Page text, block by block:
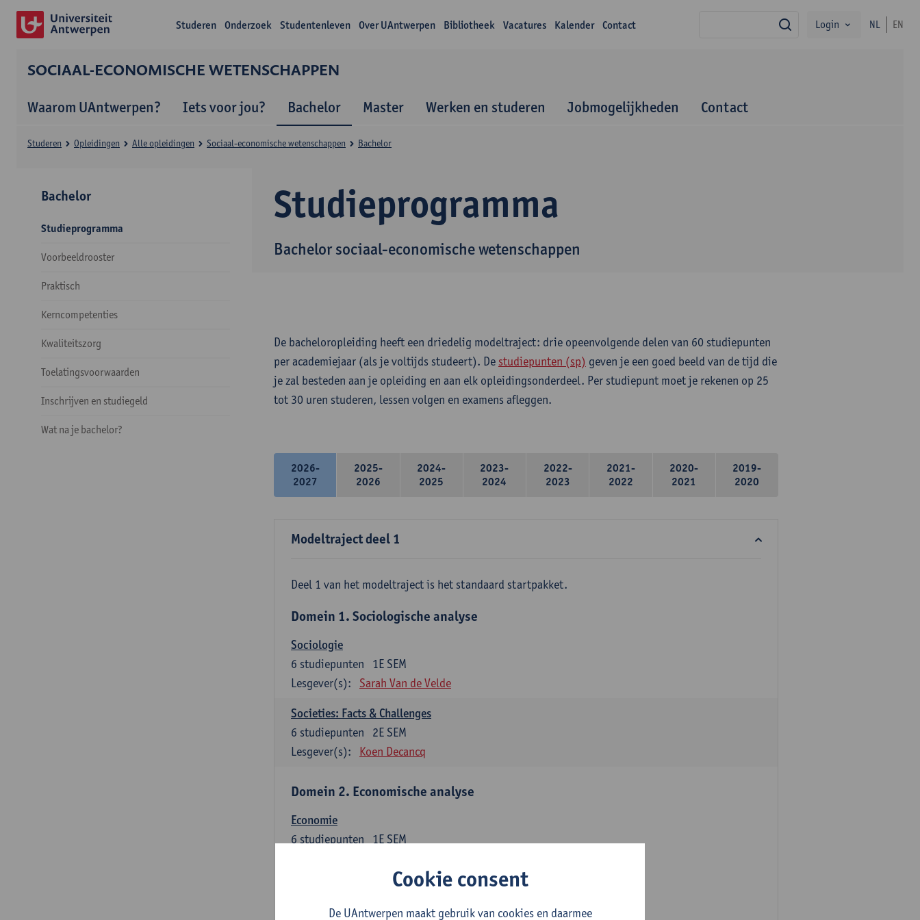
Studeren Onderzoek Studentenleven Over UAntwerpen Bibliotheek Vacatures Kalender Contact zoekLogin NL EN
SOCIAAL-ECONOMISCHE WETENSCHAPPEN
Waarom UAntwerpen? Iets voor jou? Bachelor Master Werken en studeren Jobmogelijkheden Contact
Studieprogramma
Bachelor sociaal-economische wetenschappen
Studeren Opleidingen Alle opleidingen Sociaal-economische wetenschappen Bachelor
Bachelor
Studieprogramma
Voorbeeldrooster
Praktisch
Kerncompetenties
Kwaliteitszorg
Toelatingsvoorwaarden
Inschrijven en studiegeld
Wat na je bachelor?
De bacheloropleiding heeft een driedelig modeltraject: drie opeenvolgende delen van 60 studiepunten
per academiejaar (als je voltijds studeert). De studiepunten (sp) geven je een goed beeld van de tijd die
je zal besteden aan je opleiding en aan elk opleidingsonderdeel. Per studiepunt moet je rekenen op 25
tot 30 uren studeren, lessen volgen en examens afleggen.
2026-
2027
2025-
2026
2024-
2025
2023-
2024
2022-
2023
2021-
2022
2020-
2021
2019-
2020
Modeltraject deel 1
Deel 1 van het modeltraject is het standaard startpakket.
Domein 1. Sociologische analyse
Sociologie
1E SEM
6 studiepunten
Lesgever(s):
Sarah Van de Velde
Societies: Facts & Challenges
2E SEM
6 studiepunten
Lesgever(s):
Koen Decancq
Domein 2. Economische analyse
Economie
1E SEM
6 studiepunten
Cookie consent
De UAntwerpen maakt gebruik van cookies en daarmee